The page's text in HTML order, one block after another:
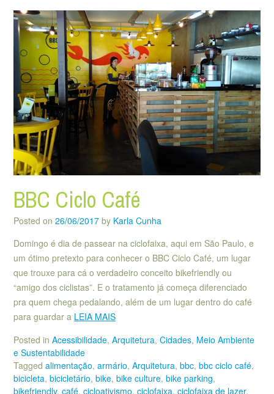
BBC Ciclo Café
Posted on 26/06/2017 by Karla Cunha
Domingo é dia de passear na ciclofaixa, aqui em São Paulo, e
um ótimo pretexto para conhecer o BBC Ciclo Café, um lugar
que trouxe para cá o verdadeiro conceito bikefriendly ou
“amigo dos ciclistas”. E o tratamento já começa diferenciado
pra quem chega pedalando, além de um lugar dentro do café
para guardar a LEIA MAIS
Posted in Acessibilidade, Arquitetura, Cidades, Meio Ambiente
e Sustentabilidade
Tagged alimentação, armário, Arquitetura, bbc, bbc ciclo café,
bicicleta, bicicletário, bike, bike culture, bike parking,
bikefriendly, café, cicloativismo, ciclofaixa, ciclofaixa de lazer,